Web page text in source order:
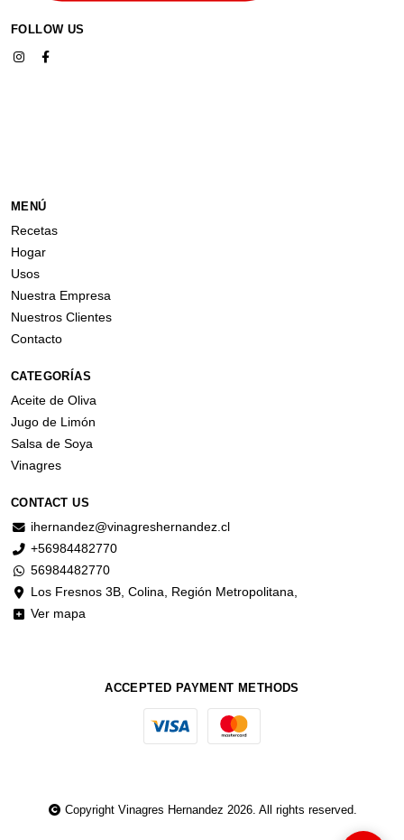
FOLLOW US
MENÚ
Recetas
Hogar
Usos
Nuestra Empresa
Nuestros Clientes
Contacto
CATEGORÍAS
Aceite de Oliva
Jugo de Limón
Salsa de Soya
Vinagres
CONTACT US
ihernandez@vinagreshernandez.cl
+56984482770
56984482770
Los Fresnos 3B, Colina, Región Metropolitana,
Ver mapa
ACCEPTED PAYMENT METHODS
Copyright Vinagres Hernandez 2026. All rights reserved.